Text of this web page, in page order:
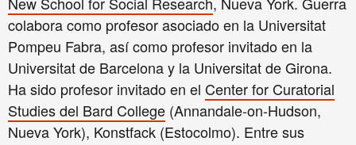
colabora como profesor asociado en la Universitat
Pompeu Fabra, así como profesor invitado en la
Universitat de Barcelona y la Universitat de Girona.
Ha sido profesor invitado en el Center for Curatorial
Studies del Bard College (Annandale-on-Hudson,
Nueva York), Konstfack (Estocolmo). Entre sus